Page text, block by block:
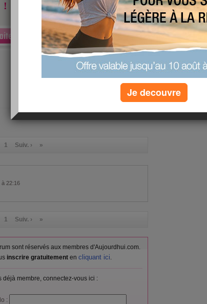
!
»plus de quizz
(1) commentaires
1 Suiv. › »
à 22:16
1 Suiv. › »
sont réservés aux membres d'Aujourdhui.com.
inscrire gratuitementen cliquant ici.
déjà membre, connectez-vous ici :
:
Je decouvre